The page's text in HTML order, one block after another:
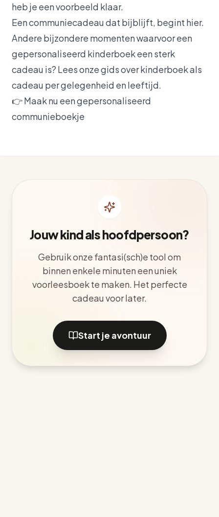
heb je een voorbeeld klaar.
Een communiecadeau dat bijblijft, begint hier.
Andere bijzondere momenten waarvoor een
gepersonaliseerd kinderboek een sterk
cadeau is? Lees onzegids over kinderboek als
cadeau per gelegenheid en leeftijd.
👉Maak nu een gepersonaliseerd
communieboekje
Jouw kind als hoofdpersoon?
Gebruik onze fantasi(sch)e tool om
binnen enkele minuten een uniek
voorleesboek te maken. Het perfecte
cadeau voor later.
Start je avontuur